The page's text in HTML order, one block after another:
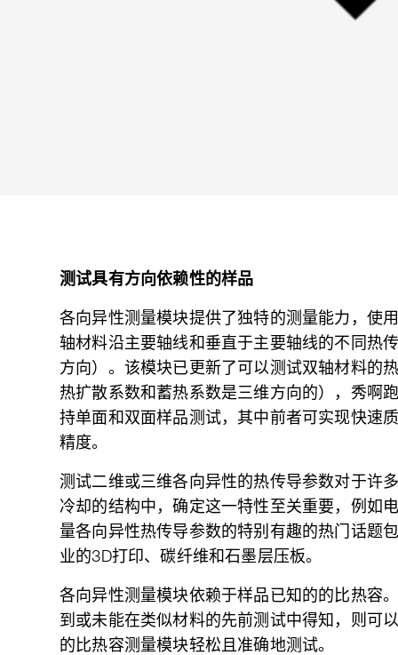
测试具有方向依赖性的样品
各向异性测量模块提供了独特的测量能力，使
轴材料沿主要轴线和垂直于主要轴线的不同热
方向）。该模块已更新了可以测试双轴材料的
热扩散系数和蓄热系数是三维方向的），秀啊
持单面和双面样品测试，其中前者可实现快速
精度。
测试二维或三维各向异性的热传导参数对于许
冷却的结构中，确定这一特性至关重要，例如
量各向异性热传导参数的特别有趣的热门话题
业的3D打印、碳纤维和石墨层压板。
各向异性测量模块依赖于样品已知的的比热容
到或未能在类似材料的先前测试中得知，则可
的比热容测量模块轻松且准确地测试。